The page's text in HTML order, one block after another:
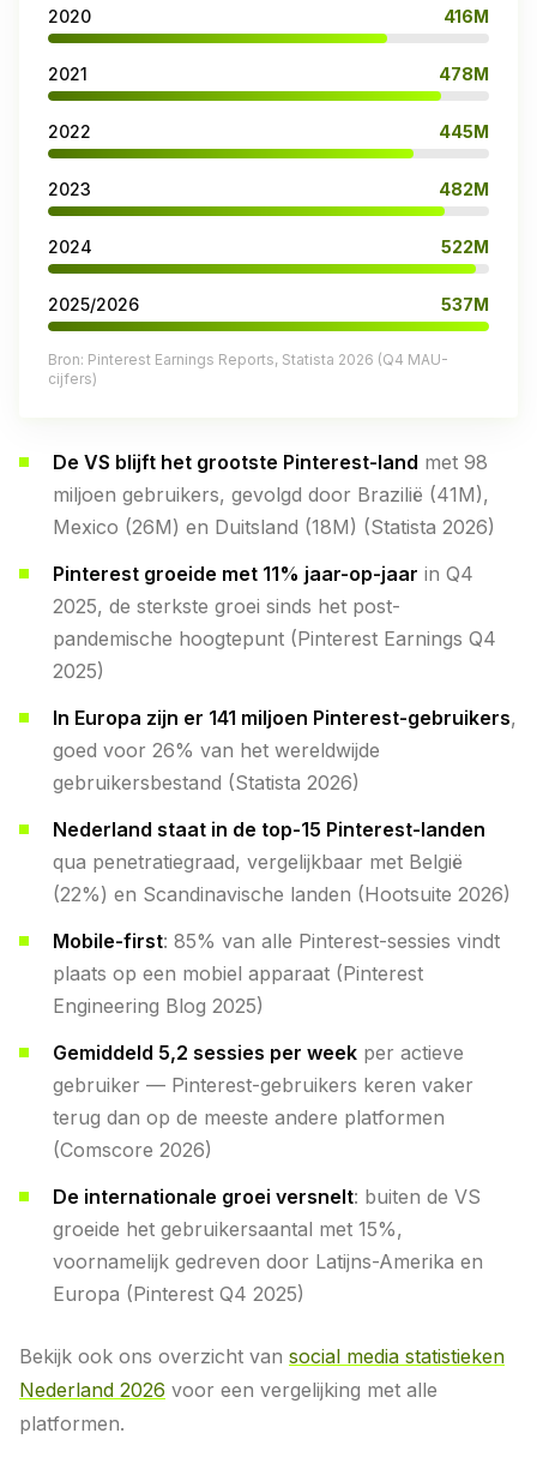
2020 416M
2021 478M
2022 445M
2023 482M
2024 522M
2025/2026 537M
Bron: Pinterest Earnings Reports, Statista 2026 (Q4 MAU-
cijfers)
De VS blijft het grootste Pinterest-land met 98
miljoen gebruikers, gevolgd door Brazilië (41M),
Mexico (26M) en Duitsland (18M) (Statista 2026)
Pinterest groeide met 11% jaar-op-jaar in Q4
2025, de sterkste groei sinds het post-
pandemische hoogtepunt (Pinterest Earnings Q4
2025)
In Europa zijn er 141 miljoen Pinterest-gebruikers,
goed voor 26% van het wereldwijde
gebruikersbestand (Statista 2026)
Nederland staat in de top-15 Pinterest-landen
qua penetratiegraad, vergelijkbaar met België
(22%) en Scandinavische landen (Hootsuite 2026)
Mobile-first: 85% van alle Pinterest-sessies vindt
plaats op een mobiel apparaat (Pinterest
Engineering Blog 2025)
Gemiddeld 5,2 sessies per week per actieve
gebruiker — Pinterest-gebruikers keren vaker
terug dan op de meeste andere platformen
(Comscore 2026)
De internationale groei versnelt: buiten de VS
groeide het gebruikersaantal met 15%,
voornamelijk gedreven door Latijns-Amerika en
Europa (Pinterest Q4 2025)
Bekijk ook ons overzicht van social media statistieken
Nederland 2026 voor een vergelijking met alle
platformen.